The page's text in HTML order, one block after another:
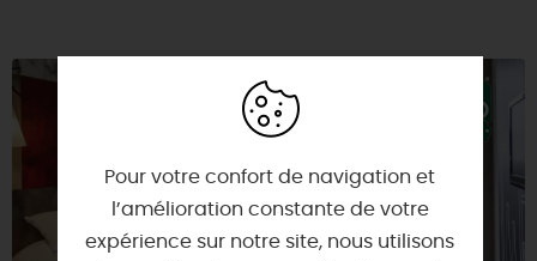
Pour votre confort de navigation et
l’amélioration constante de votre
expérience sur notre site, nous utilisons